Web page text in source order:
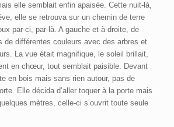
elle semblait enfin apaisée. Cette nuit-là,
elle se retrouva sur un chemin de terre
par-ci, par-là. A gauche et à droite, de
de différentes couleurs avec des arbres et
La vue était magnifique, le soleil brillait,
en chœur, tout semblait paisible. Devant
en bois mais sans rien autour, pas de
Elle décida d’aller toquer à la porte mais
mètres, celle-ci s’ouvrit toute seule